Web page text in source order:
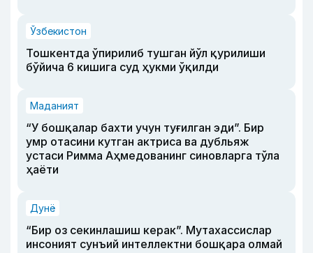
Ўзбекистон
Тошкентда ўпирилиб тушган йўл қурилиши
бўйича 6 кишига суд ҳукми ўқилди
Маданият
“У бошқалар бахти учун туғилган эди”. Бир
умр отасини кутган актриса ва дубльяж
устаси Римма Аҳмедованинг синовларга тўла
ҳаёти
Дунё
“Бир оз секинлашиш керак”. Мутахассислар
инсоният сунъий интеллектни бошқара олмай